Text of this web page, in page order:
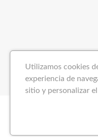
Utilizamos cookies
experiencia de
sitio y personalizar